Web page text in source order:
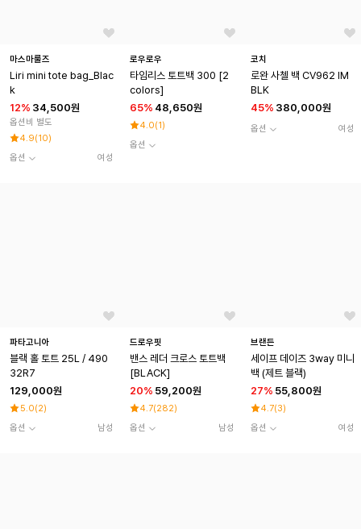
마스마룰즈
Liri mini tote bag_Blac
k
12% 34,500원
옵션비 별도
4.9(10)
옵션
여성
로우로우
타임리스 토트백 300 [2
colors]
65% 48,650원
4.0(1)
옵션
코치
로완 사첼 백 CV962 IM
BLK
45% 380,000원
옵션 여성
파타고니아
블랙 홀 토트 25L / 490
32R7
129,000원
5.0(2)
옵션
남성
드로우핏
밴스 레더 크로스 토트백
[BLACK]
20% 59,200원
4.7(282)
옵션
남성
브랜든
세이프 데이즈 3way 미니
백 (제트 블랙)
27% 55,800원
4.7(3)
옵션
여성